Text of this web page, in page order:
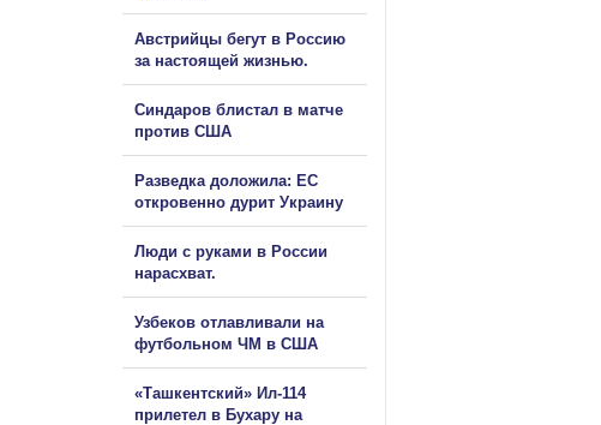
Австрийцы бегут в Россию
за настоящей жизнью.
Синдаров блистал в матче
против США
Разведка доложила: ЕС
откровенно дурит Украину
Люди с руками в России
нарасхват.
Узбеков отлавливали на
футбольном ЧМ в США
«Ташкентский» Ил-114
прилетел в Бухару на